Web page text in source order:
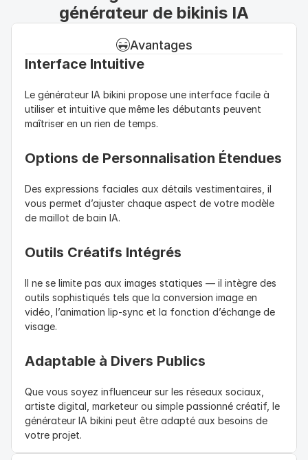
générateur de bikinis IA
Avantages
Interface Intuitive
Le générateur IA bikini propose une interface facile à
utiliser et intuitive que même les débutants peuvent
maîtriser en un rien de temps.
Options de Personnalisation Étendues
Des expressions faciales aux détails vestimentaires, il
vous permet d’ajuster chaque aspect de votre modèle
de maillot de bain IA.
Outils Créatifs Intégrés
Il ne se limite pas aux images statiques — il intègre des
outils sophistiqués tels que la conversion image en
vidéo, l’animation lip-sync et la fonction d’échange de
visage.
Adaptable à Divers Publics
Que vous soyez influenceur sur les réseaux sociaux,
artiste digital, marketeur ou simple passionné créatif, le
générateur IA bikini peut être adapté aux besoins de
votre projet.